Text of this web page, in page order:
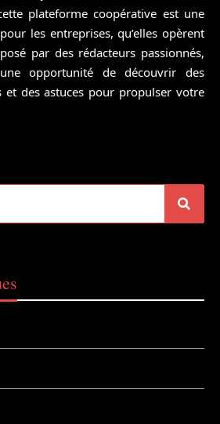
plateforme coopérative est une
les entreprises, qu’elles opèrent
par des rédacteurs passionnés,
opportunité de découvrir des
et des astuces pour propulser votre